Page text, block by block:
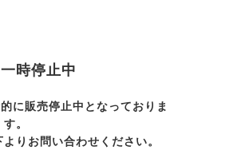
時停止中
販売停止中となっておりま
す。
りお問い合わせください。